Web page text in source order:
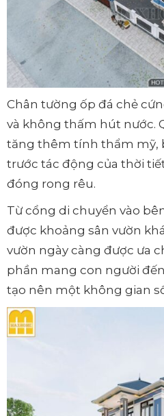
Chân tường ốp đá chẻ
và không thấm hút nước.
tăng thêm tính thẩm mỹ,
trước tác động của thời
đóng rong rêu.
Từ cổng di chuyển vào
được khoảng sân vườn
vườn ngày càng được ưa
phần mang con người
tạo nên một không gian